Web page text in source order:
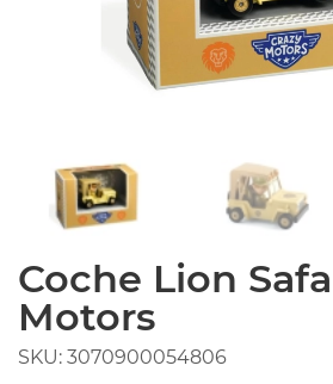
Coche Lion
Motors
SKU: 3070900054806